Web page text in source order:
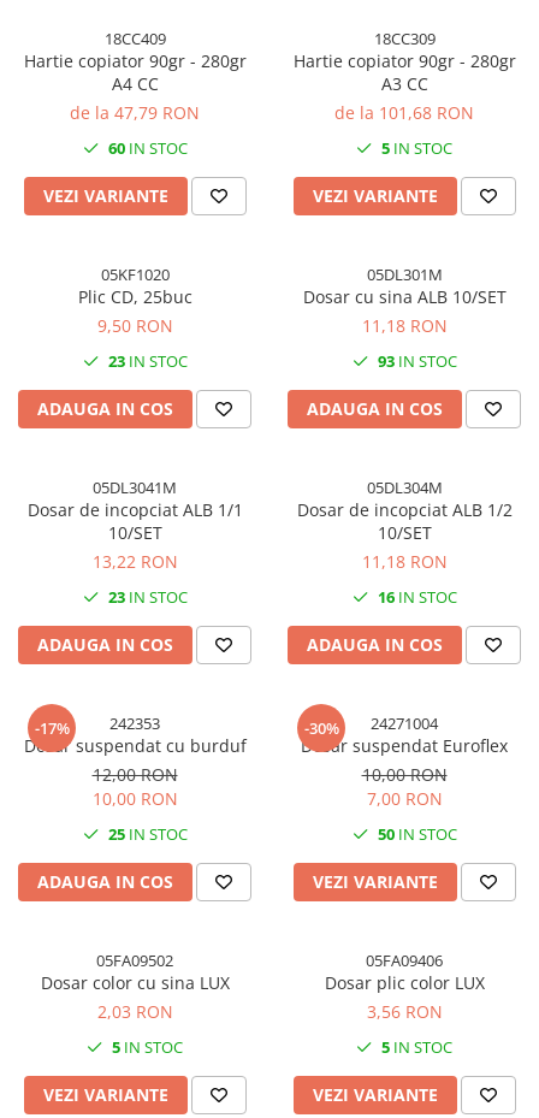
18CC409
Hartie copiator 90gr - 280gr
A4 CC
de la 47,79 RON
60IN STOC
VEZI VARIANTE
18CC309
Hartie copiator 90gr - 280gr
A3 CC
de la 101,68 RON
5 IN STOC
VEZI VARIANTE
05KF1020
Plic CD, 25buc
9,50 RON
23IN STOC
ADAUGA IN COS
05DL301M
Dosar cu sina ALB 10/SET
11,18 RON
93IN STOC
ADAUGA IN COS
05DL3041M
Dosar de incopciat ALB 1/1
10/SET
13,22 RON
23IN STOC
ADAUGA IN COS
05DL304M
Dosar de incopciat ALB 1/2
10/SET
11,18 RON
16IN STOC
ADAUGA IN COS
-17% 242353
Dosar suspendat cu burduf
12,00 RON
10,00 RON
25IN STOC
ADAUGA IN COS
-30% 24271004
Dosar suspendat Euroflex
10,00 RON
7,00 RON
50IN STOC
VEZI VARIANTE
05FA09502
Dosar color cu sina LUX
2,03 RON
5 IN STOC
VEZI VARIANTE
05FA09406
Dosar plic color LUX
3,56 RON
5 IN STOC
VEZI VARIANTE